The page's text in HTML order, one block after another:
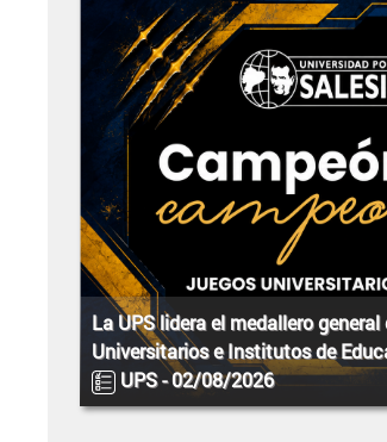
La UPS lidera el medallero
Universitarios e Institutos de
UPS -02/08/2026